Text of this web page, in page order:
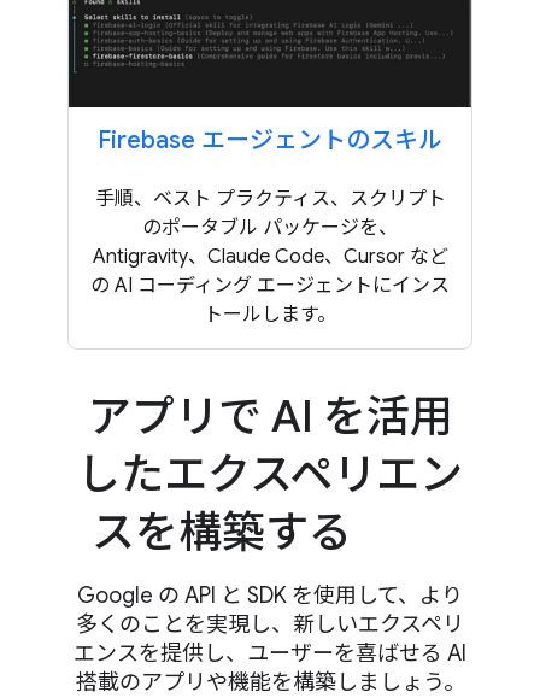
Firebase エージェントのスキル
手順、ベスト プラクティス、スクリプト
のポータブル パッケージを、
Antigravity、Claude Code、Cursor など
の AI コーディング エージェントにインス
トールします。
アプリで AI を活用
したエクスペリエン
スを構築する
Google の API と SDK を使用して、より
多くのことを実現し、新しいエクスペリ
エンスを提供し、ユーザーを喜ばせる AI
搭載のアプリや機能を構築しましょう。